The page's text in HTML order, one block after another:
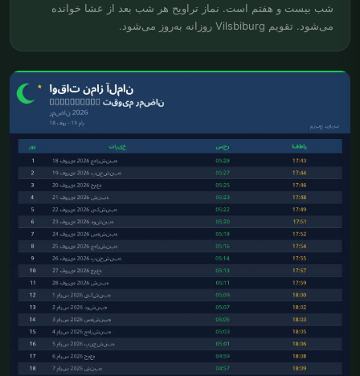
شب بیست و هفتم است. نماز تراویح هر شب بعد از عشا خوانده
می‌شود. تقویم Vilsbiburg روزانه به‌روز می‌شود.